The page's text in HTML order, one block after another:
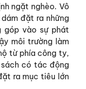
ngặt nghèo. Vô
đặt ra những
góp vào sự phát
môi trường làm
từ phía công ty,
có tác động
ra mục tiêu lớn